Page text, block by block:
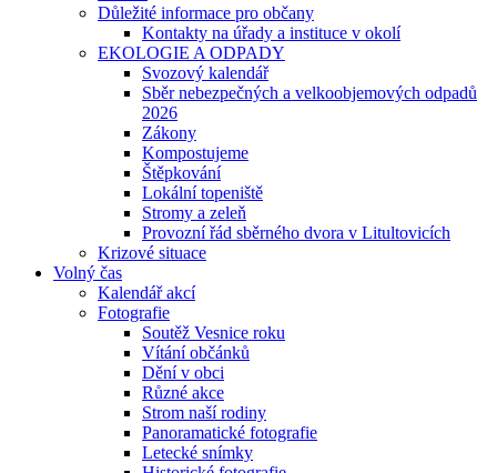
Důležité informace pro občany
Kontakty na úřady a instituce v okolí
EKOLOGIE A ODPADY
Svozový kalendář
Sběr nebezpečných a velkoobjemových odpadů
2026
Zákony
Kompostujeme
Štěpkování
Lokální topeniště
Stromy a zeleň
Provozní řád sběrného dvora v Litultovicích
Krizové situace
Volný čas
Kalendář akcí
Fotografie
Soutěž Vesnice roku
Vítání občánků
Dění v obci
Různé akce
Strom naší rodiny
Panoramatické fotografie
Letecké snímky